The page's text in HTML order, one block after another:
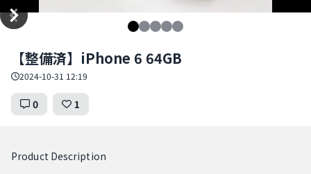
【整備済】iPhone 6 64GB
2024-10-31 12:19
0 1
Product Description